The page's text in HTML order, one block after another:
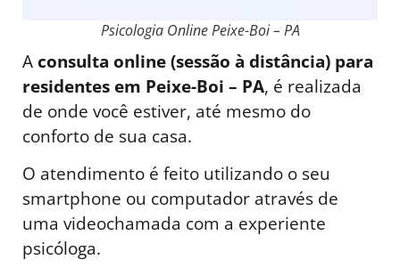
Psicologia Online Peixe-Boi – PA
Aconsulta online (sessão à distância) para
residentes em Peixe-Boi – PA, é realizada
de onde você estiver, até mesmo do
conforto de sua casa.
O atendimento é feito utilizando o seu
smartphone ou computador através de
uma videochamada com a experiente
psicóloga.